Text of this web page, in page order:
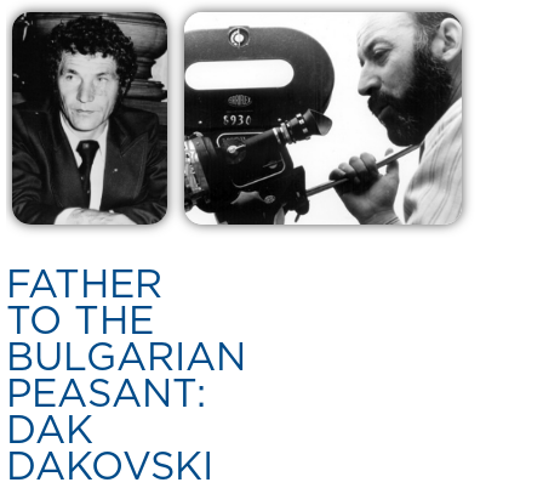
FATHER
TO THE
BULGARIAN
PEASANT:
DAK
DAKOVSKI